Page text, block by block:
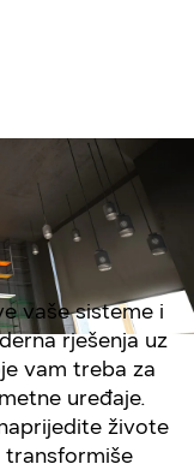
vaše sisteme i
rješenja uz
vam treba za
uređaje.
živote
transformiše